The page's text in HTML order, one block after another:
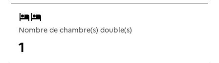
Nombre de chambre(s) double(s)
1